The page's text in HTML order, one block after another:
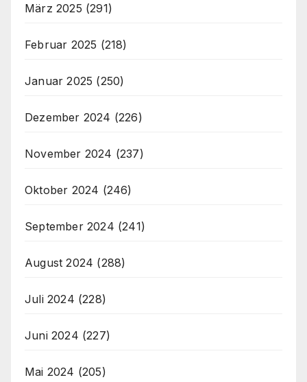
März 2025 (291)
Februar 2025 (218)
Januar 2025 (250)
Dezember 2024 (226)
November 2024 (237)
Oktober 2024 (246)
September 2024 (241)
August 2024 (288)
Juli 2024 (228)
Juni 2024 (227)
Mai 2024 (205)